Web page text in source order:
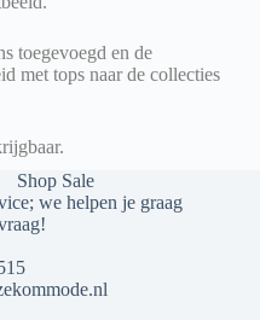
toegevoegd en de
met tops naar de collecties
Shop Sale
we helpen je graag